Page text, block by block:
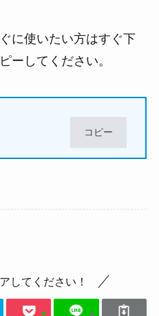
に使いたい方はすぐ下
ーしてください。
コピー
してください！